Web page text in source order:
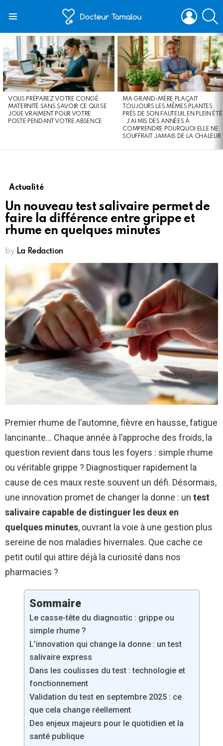
LOGIN
STORIES
VOUS PRÉPAREZ VOTRE CONGÉ
MATERNITÉ SANS SAVOIR CE QUI SE
JOUE VRAIMENT POUR VOTRE
POSTE PENDANT VOTRE ABSENCE
MA GRAND-MÈRE PLAÇAIT
TOUJOURS LES MÊMES PLANTES
PRÈS DE SON FAUTEUIL EN PLEIN ÉTÉ
: J’AI MIS DES ANNÉES À
COMPRENDRE POURQUOI ELLE NE
SOUFFRAIT JAMAIS DE LA CHALEUR
Actualité
Un nouveau test salivaire permet de
faire la différence entre grippe et
rhume en quelques minutes
by La Redaction
Premier rhume de l’automne, fièvre en hausse, fatigue
lancinante… Chaque année à l’approche des froids, la
question revient dans tous les foyers : simple rhume
ou véritable grippe ? Diagnostiquer rapidement la
cause de ces maux reste souvent un défi. Désormais,
une innovation promet de changer la donne : un test
salivaire capable de distinguer les deux en
quelques minutes, ouvrant la voie à une gestion plus
sereine de nos maladies hivernales. Que cache ce
petit outil qui attire déjà la curiosité dans nos
pharmacies ?
Sommaire
Le casse-tête du diagnostic : grippe ou
simple rhume ?
L’innovation qui change la donne : un test
salivaire express
Dans les coulisses du test : technologie et
fonctionnement
Validation du test en septembre 2025 : ce
que cela change réellement
Des enjeux majeurs pour le quotidien et la
santé publique